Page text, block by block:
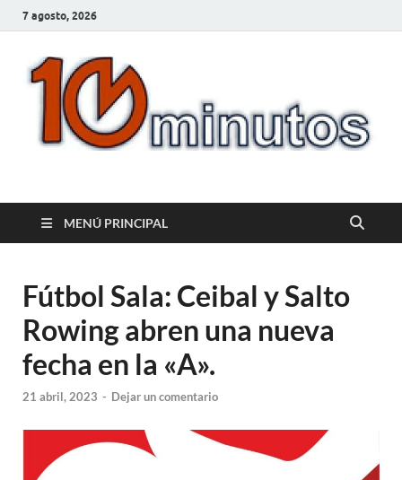
7 agosto, 2026
10minutos.com.uy
MENÚ PRINCIPAL
Fútbol Sala: Ceibal y Salto
Rowing abren una nueva
fecha en la «A».
21 abril, 2023 - Dejar un comentario